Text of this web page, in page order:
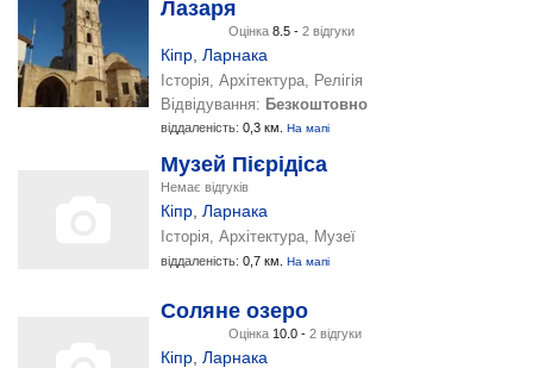
Лазаря
Оцінка 8.5 - 2 відгуки
Кіпр Ларнака
Історія, Архітектура, Релігія
Відвідування: Безкоштовно
віддаленість: 0,3 км. На мапі
Музей Пієрідіса
Немає відгуків
Кіпр Ларнака
Історія, Архітектура, Музеї
віддаленість: 0,7 км. На мапі
Соляне озеро
Оцінка 10.0 - 2 відгуки
Кіпр Ларнака